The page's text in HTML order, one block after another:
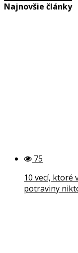
Najnovšie články
75
10 vecí, ktoré
potraviny